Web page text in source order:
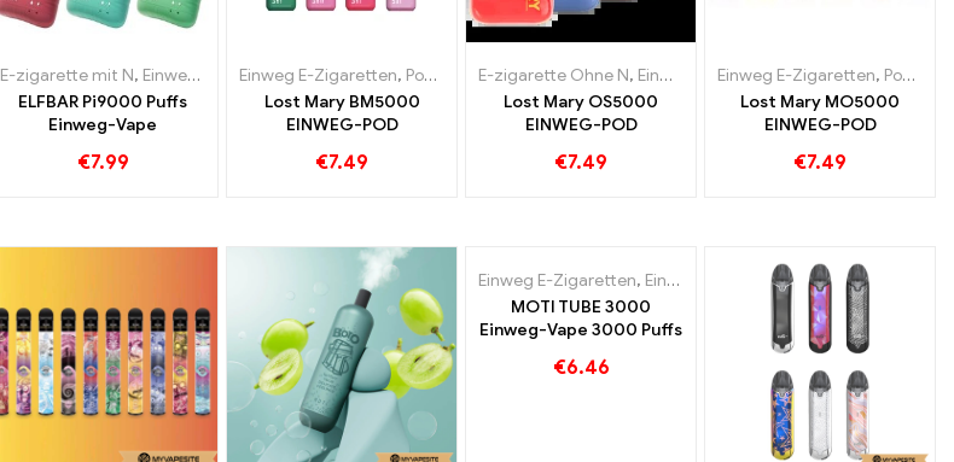
E-zigarette mit N, Einweg E-Zigaretten ,Pod,Zollfreie Waren
ELFBAR Pi9000 Puffs
Einweg-Vape
€7.99
Einweg E-Zigaretten, Pod ,
Zollfreie Waren
Lost Mary BM5000
EINWEG-POD
€7.49
E-zigarette Ohne N, Einweg E-Zigaretten ,Pod,Zollfreie
Lost Mary OS5000
EINWEG-POD
€7.49
Einweg E-Zigaretten, Pod ,
Lost Mary MO5000
EINWEG-POD
€7.49
Einweg E-Zigaretten, Einweg-E-Zigaretten Österreich
MOTI TUBE 3000
Einweg-Vape 3000 Puffs
€6.46